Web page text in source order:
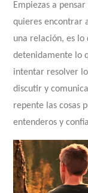
Empiezas a
quieres encontrar
una relación, es lo
detenidamente lo
intentar resolver
discutir y
repente las cosas
entenderos y